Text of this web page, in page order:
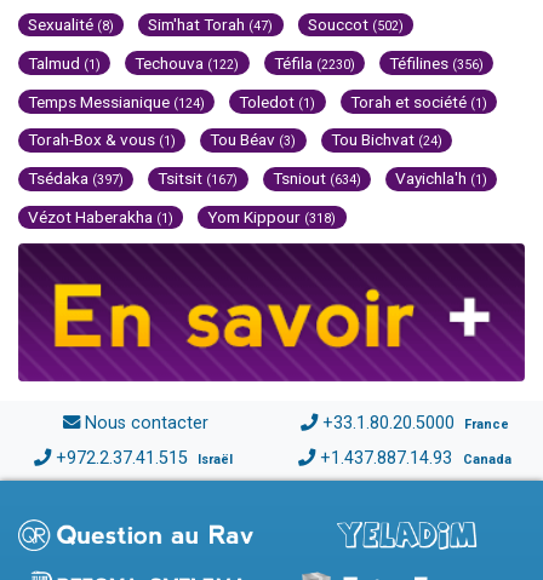
Sexualité (8) Sim'hat Torah (47) Souccot (502)
Talmud (1) Techouva (122) Téfila (2230) Téfilines (356)
Temps Messianique (124) Toledot (1) Torah et société (1)
Torah-Box & vous (1) Tou Béav (3) Tou Bichvat (24)
Tsédaka (397) Tsitsit (167) Tsniout (634) Vayichla'h (1)
Vézot Haberakha (1) Yom Kippour (318)
Nous contacter +33.1.80.20.5000 France
+972.2.37.41.515 Israël +1.437.887.14.93 Canada